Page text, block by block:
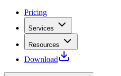
Pricing
Services
Resources
Download